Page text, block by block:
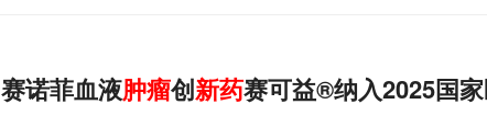
赛诺菲血液肿瘤创新药赛可益®纳入2025国